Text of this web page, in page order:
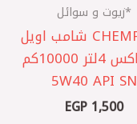
*زيوت و سوائل
CHEMPIOIL شامب اويل
الترا اكس 4لتر 10000كم
5W40 API SN
EGP1,500